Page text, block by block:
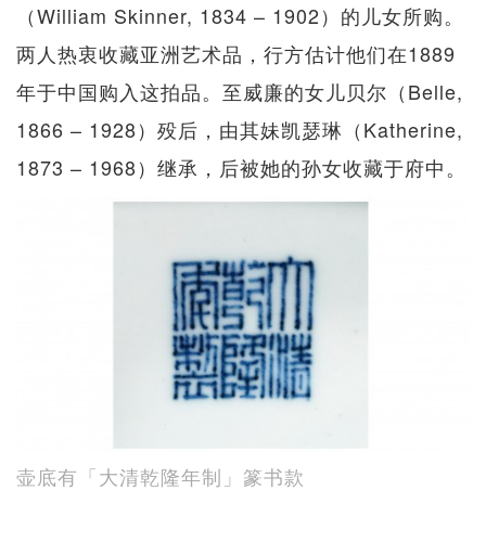
（William Skinner, 1834 – 1902）的儿女所购。
两人热衷收藏亚洲艺术品，行方估计他们在1889
年于中国购入这拍品。至威廉的女儿贝尔（Belle,
1866 – 1928）殁后，由其妹凯瑟琳（Katherine,
1873 – 1968）继承，后被她的孙女收藏于府中。
壶底有「大清乾隆年制」篆书款